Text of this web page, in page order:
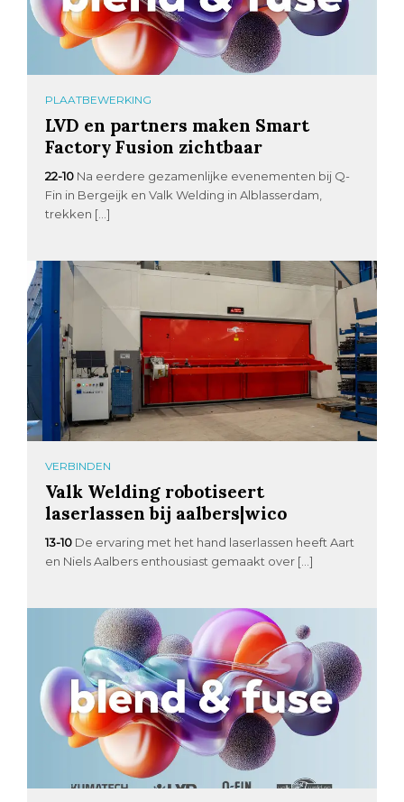
PLAATBEWERKING
LVD en partners maken Smart
Factory Fusion zichtbaar
22-10 Na eerdere gezamenlijke evenementen bij Q-
Fin in Bergeijk en Valk Welding in Alblasserdam,
trekken […]
VERBINDEN
Valk Welding robotiseert
laserlassen bij aalbers|wico
13-10 De ervaring met het hand laserlassen heeft Aart
en Niels Aalbers enthousiast gemaakt over […]